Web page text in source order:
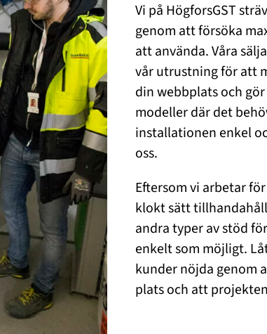
Vi på HögforsGST
genom att försöka
att använda. Våra
vår utrustning för att
din webbplats och
modeller där det
installationen enkel
oss.
Eftersom vi arbetar
klokt sätt
andra typer av stöd
enkelt som möjligt.
kunder nöjda genom
plats och att